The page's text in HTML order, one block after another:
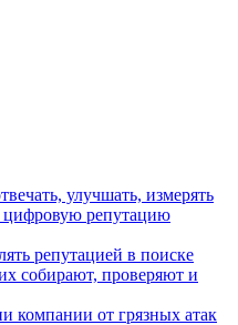
улучшать, измерять
цифровую репутацию
репутацией в поиске
собирают, проверяют и
компании от грязных атак